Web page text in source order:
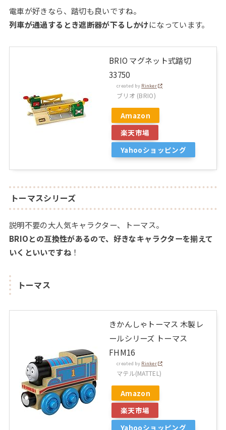
電車が好きなら、踏切も良いですね。
列車が通過するとき遮断器が下るしかけになっています。
BRIO マグネット式踏切
33750
created by Rinker
ブリオ (BRIO)
Amazon
楽天市場
Yahooショッピング
トーマスシリーズ
説明不要の大人気キャラクター、トーマス。
BRIOとの互換性があるので、好きなキャラクターを揃えて
いくといいですね！
トーマス
きかんしゃトーマス 木製レ
ールシリーズ トーマス
FHM16
created by Rinker
マテル(MATTEL)
Amazon
楽天市場
Yahooショッピング